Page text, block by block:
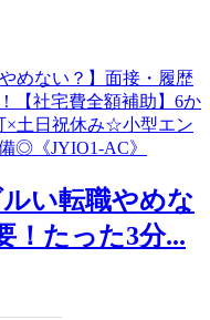
ルい転職やめな
！たった3分...